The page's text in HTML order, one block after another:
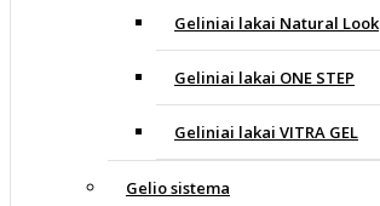
Geliniai lakai Natural Look
Geliniai lakai ONE STEP
Geliniai lakai VITRA GEL
Gelio sistema